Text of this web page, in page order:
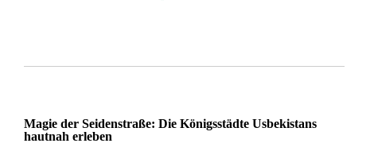
Magie der Seidenstraße: Die Königsstädte Usbekistans
hautnah erleben